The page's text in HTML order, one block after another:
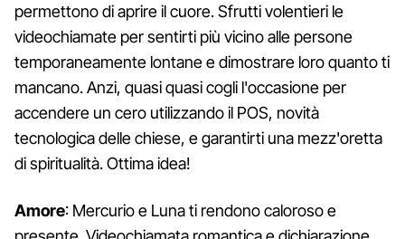
permettono di aprire il cuore. Sfrutti volentieri le
videochiamate per sentirti più vicino alle persone
temporaneamente lontane e dimostrare loro quanto ti
mancano. Anzi, quasi quasi cogli l'occasione per
accendere un cero utilizzando il POS, novità
tecnologica delle chiese, e garantirti una mezz'oretta
di spiritualità. Ottima idea!
Amore: Mercurio e Luna ti rendono caloroso e